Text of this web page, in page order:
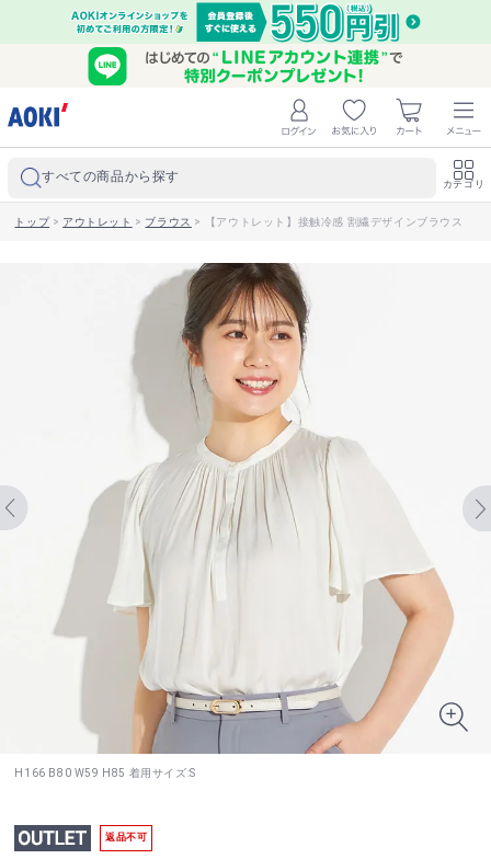
すべての商品から探す カテゴリ
トップ> アウトレット > ブラウス > 【アウトレット】接触冷感 割繊デザインブラウス
H166 B80 W59 H85 着用サイズ:S
返品不可